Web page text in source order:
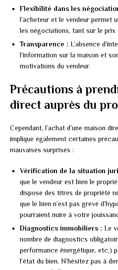
Flexibilité dans les
l’acheteur et le vendeur permet
les négociations, tant sur le prix
Transparence : L’absence
l’information sur la maison et
motivations du vendeur.
Précautions à
direct auprès du
Cependant, l’achat d’une maison
implique également certaines
mauvaises surprises :
Vérification de la situation
que le vendeur est bien le
dispose des titres de propriété
que le bien n’est pas grevé
pourraient nuire à votre
Diagnostics immobiliers : Le
nombre de diagnostics
performance énergétique, etc.)
l’état du bien. N’hésitez pas à